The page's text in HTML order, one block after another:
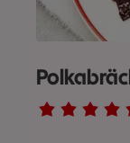
Betyg 4.6 av 5.
34 personer